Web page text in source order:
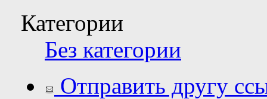
Категории
Без категории
Отправить другу